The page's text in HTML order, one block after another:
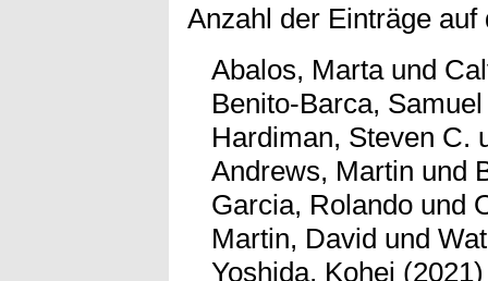
Anzahl der Einträge
Abalos, Martaund
Benito-Barca, Samuel
Hardiman, Steven C.
Andrews, Martin und
Garcia, Rolando und
Martin, David und
Yoshida, Kohei